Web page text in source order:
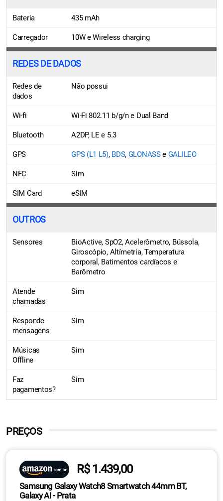
Bateria 435 mAh
Carregador 10W e Wireless charging
REDES DE DADOS
Redes de
dados
Não possui
Wi-fi Wi-Fi 802.11 b/g/n e Dual Band
Bluetooth A2DP, LE e 5.3
GPS GPS (L1 L5), BDS, GLONASSe GALILEO
NFC Sim
SIM Card eSIM
OUTROS
Sensores
BioActive, SpO2, Acelerômetro, Bússola,
Giroscópio, Altímetria, Temperatura
corporal, Batimentos cardíacos e
Barômetro
Atende
chamadas
Sim
Responde
mensagens
Sim
Músicas
Offline
Sim
Faz
pagamentos?
Sim
PREÇOS
R$ 1.439,00
Samsung Galaxy Watch8 Smartwatch 44mm BT,
Galaxy AI - Prata